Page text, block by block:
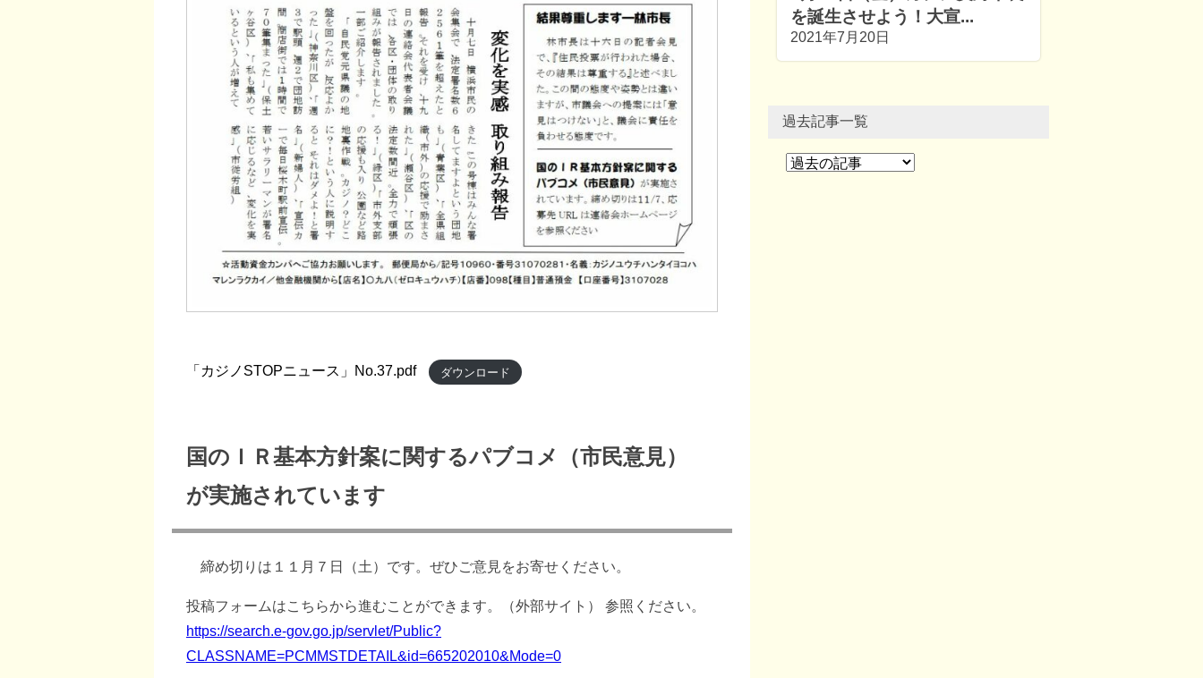
「カジノSTOPニュース」No.37.pdf ダウンロード
国のＩＲ基本方針案に関するパブコメ（市民意見）
が実施されています
締め切りは１１月７日（土）です。ぜひご意見をお寄せください。
投稿フォームはこちらから進むことができます。（外部サイト） 参照ください。
https://search.e-gov.go.jp/servlet/Public?
CLASSNAME=PCMMSTDETAIL&id=665202010&Mode=0
を誕生させよう！大宣...
2021年7月20日
過去記事一覧